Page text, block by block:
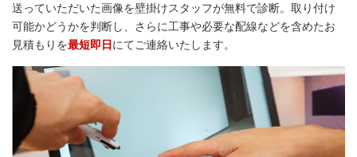
送っていただいた画像を壁掛けスタッフが無料で診断。取り付け
可能かどうかを判断し、さらに工事や必要な配線などを含めたお
見積もりを最短即日 にてご連絡いたします。